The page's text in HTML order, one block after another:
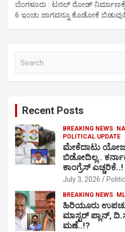
ಬೆಂಗಳೂರು : ಟನಲ್‌ ರೋಡ್‌ ನಿರ್ಮಾಣಕ್ಕೆ
6 ಇಂಚು ಜಾಗವನ್ನೂ ಕೊಡೋಕೆ
Recent Posts
BREAKING NEWS
POLITICAL UPDATE
ಮೇಕೆದಾಟು
ಬಿಡೋದಿಲ್ಲ..
ಕಾಂಗ್ರೆಸ್ ಎಚ್ಚರಿಕೆ..!
July 3, 2026
BREAKING NEWS
ಹಿರಿಯೂರು
ಮಾಸ್ಟರ್ ಪ್ಲಾನ್,
ಮಣೆ..!?